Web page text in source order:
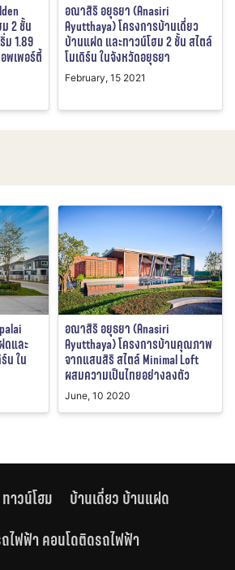
2 ชั้น
ม 1.89
พเพอร์ตี้
อณาสิริ อยุธยา (Anasiri
Ayutthaya) โครงการบ้านเดี่ยว
บ้านแฝด และทาวน์โฮม 2 ชั้น สไตล์
โมเดิร์น ในจังหวัดอยุธยา
February, 15 2021
ดและ
น ใน
อณาสิริ อยุธยา (Anasiri
Ayutthaya) โครงการบ้านคุณภาพ
จากแสนสิริ สไตล์ Minimal Loft
ผสมความเป็นไทยอย่างลงตัว
June, 10 2020
ทาวน์โฮม
บ้านเดี่ยว บ้านแฝด
ไฟฟ้า คอนโดติดรถไฟฟ้า